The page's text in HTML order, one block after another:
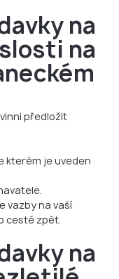
na
na
předložit
kterém je uveden
vazby na vaší
cestě zpět.
na